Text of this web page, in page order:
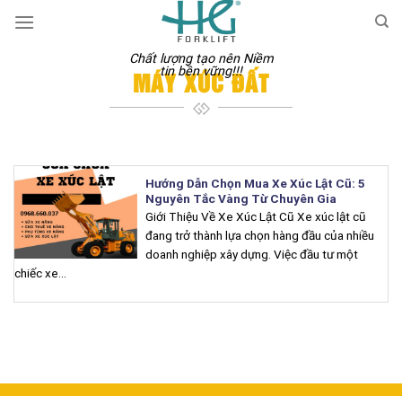
Chất lượng tạo nên Niềm
tin bền vững!!!
MÁY XÚC ĐẤT
Hướng Dẫn Chọn Mua Xe Xúc Lật Cũ: 5
Nguyên Tắc Vàng Từ Chuyên Gia
Giới Thiệu Về Xe Xúc Lật Cũ Xe xúc lật cũ
đang trở thành lựa chọn hàng đầu của nhiều
doanh nghiệp xây dựng. Việc đầu tư một
chiếc xe...